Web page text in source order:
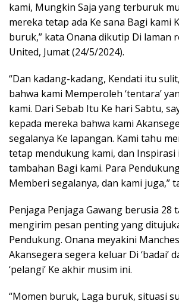
kami, Mungkin Saja yang terburuk
mereka tetap ada Ke sana Bagi kami
buruk,” kata Onana dikutip Di laman
United, Jumat (24/5/2024).
“Dan kadang-kadang, Kendati itu
bahwa kami Memperoleh ‘tentara’
kami. Dari Sebab Itu Ke hari Sabtu,
kepada mereka bahwa kami
segalanya Ke lapangan. Kami tahu
tetap mendukung kami, dan Inspirasi
tambahan Bagi kami. Para
Memberi segalanya, dan kami juga,”
Penjaga Penjaga Gawang berusia 28
mengirim pesan penting yang
Pendukung. Onana meyakini
Akansegera segera keluar Di ‘badai’
‘pelangi’ Ke akhir musim ini.
“Momen buruk, Laga buruk, situasi